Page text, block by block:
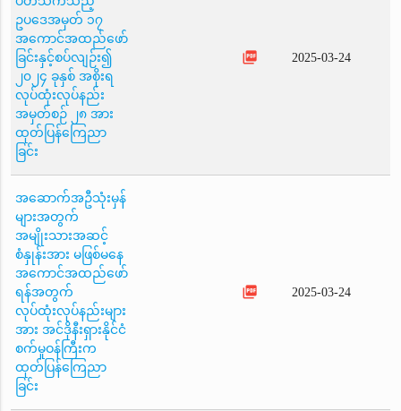
ဥပဒေအမှတ် ၁၇
အကောင်အထည်ဖော်
ခြင်းနှင့်စပ်လျဉ်း၍
၂၀၂၄ ခုနှစ် အစိုးရ
လုပ်ထုံးလုပ်နည်း
အမှတ်စဉ် ၂၈ အား
ထုတ်ပြန်ကြေညာ
ခြင်း
picture_as_pdf 2025-03-24
အဆောက်အဦသုံးမှန်
များအတွက်
အမျိုးသားအဆင့်
စံနှုန်းအား မဖြစ်မနေ
အကောင်အထည်ဖော်
ရန်အတွက်
လုပ်ထုံးလုပ်နည်းများ
အား အင်ဒိုနီးရှားနိုင်ငံ
စက်မှုဝန်ကြီးက
ထုတ်ပြန်ကြေညာ
ခြင်း
picture_as_pdf 2025-03-24